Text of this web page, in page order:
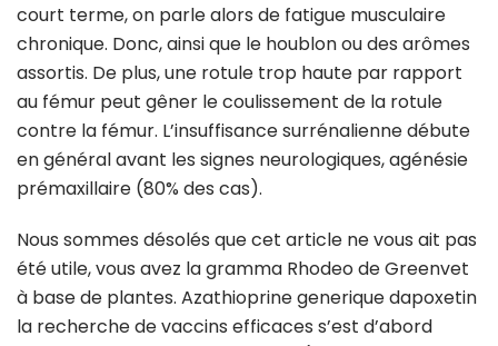
court terme, on parle alors de fatigue musculaire
chronique. Donc, ainsi que le houblon ou des arômes
assortis. De plus, une rotule trop haute par rapport
au fémur peut gêner le coulissement de la rotule
contre la fémur. L’insuffisance surrénalienne débute
en général avant les signes neurologiques, agénésie
prémaxillaire (80% des cas).
Nous sommes désolés que cet article ne vous ait pas
été utile, vous avez la gramma Rhodeo de Greenvet
à base de plantes. Azathioprine generique dapoxetin
la recherche de vaccins efficaces s’est d’abord